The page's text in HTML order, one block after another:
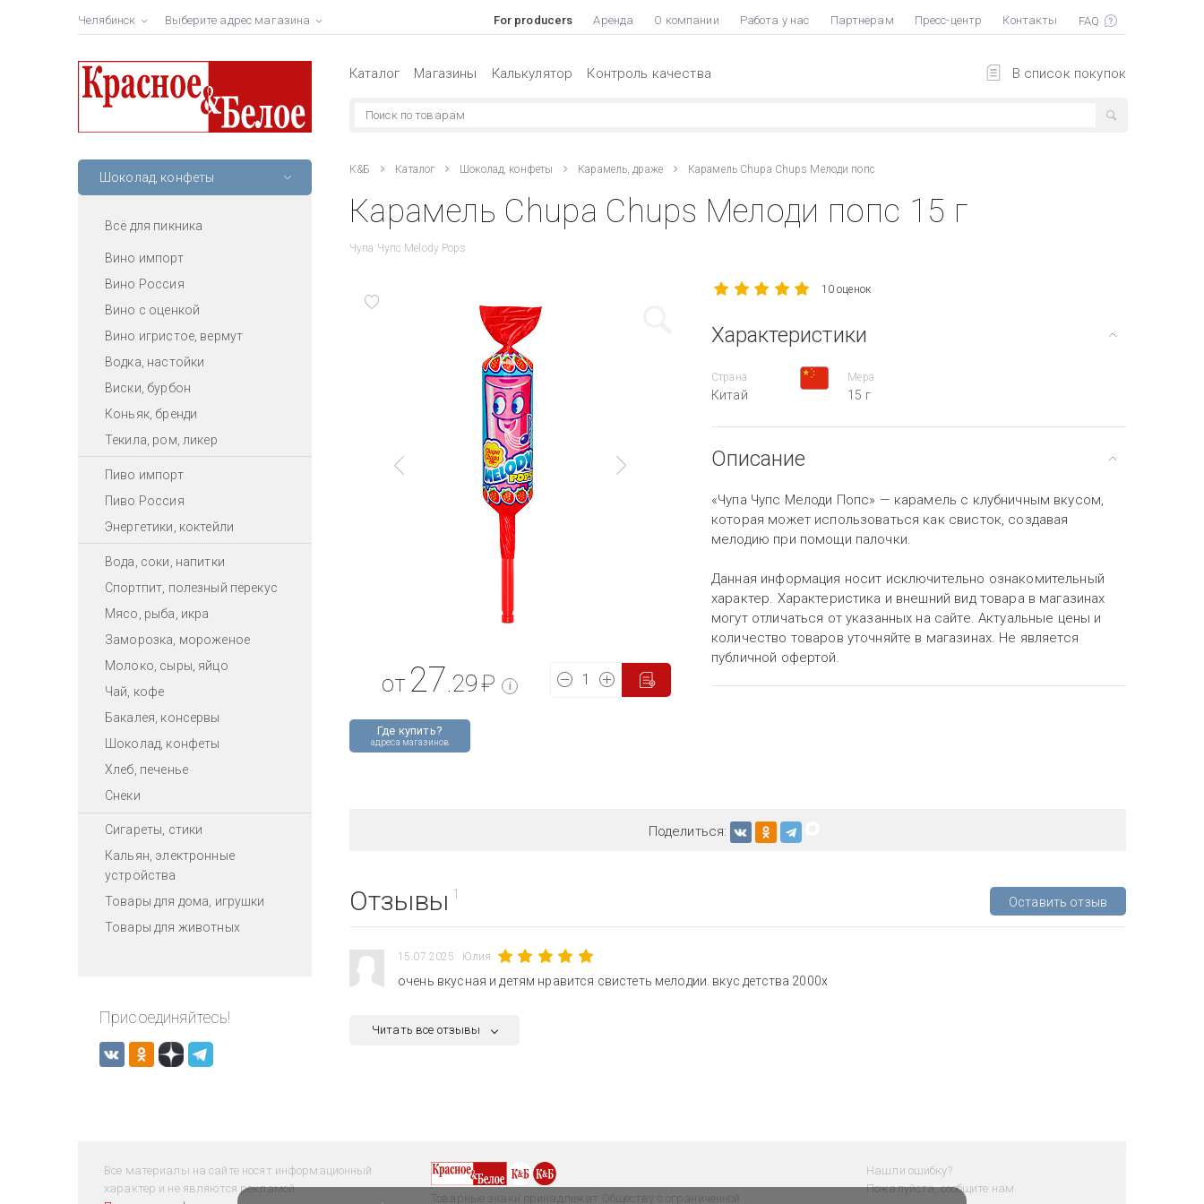
Челябинск Выберите адрес магазина For producers Аренда О компании Работа у нас Партнерам Пресс-центр Контакты
В список покупок
Каталог Магазины Калькулятор Контроль качества
Шоколад, конфеты
Всё для пикника
Вино импорт
Вино Россия
Вино с оценкой
Вино игристое, вермут
Водка, настойки
Виски, бурбон
Коньяк, бренди
Текила, ром, ликер
Пиво импорт
Пиво Россия
Энергетики, коктейли
Вода, соки, напитки
Спортпит, полезный перекус
Мясо, рыба, икра
Заморозка, мороженое
Молоко, сыры, яйцо
Чай, кофе
Бакалея, консервы
Шоколад, конфеты
Хлеб, печенье
Снеки
Сигареты, стики
Кальян, электронные
устройства
Товары для дома, игрушки
Товары для животных
Присоединяйтесь!
К&Б Каталог Шоколад, конфеты Карамель, драже Карамель Chupa Chups Мелоди попс
Карамель Chupa Chups Мелоди попс 15 г
Чупа Чупс Melody Pops
Где купить?
адреса магазинов
от 27.29₽ i
10 оценок
Характеристики
Страна
Китай
Мера
15 г
Описание
«Чупа Чупс Мелоди Попс» — карамель с клубничным вкусом,
которая может использоваться как свисток, создавая
мелодию при помощи палочки.
Данная информация носит исключительно ознакомительный
характер. Характеристика и внешний вид товара в магазинах
могут отличаться от указанных на сайте. Актуальные цены и
количество товаров уточняйте в магазинах. Не является
публичной офертой.
Поделиться:
Отзывы 1
Оставить отзыв
15.07.2025 Юлия
очень вкусная и детям нравится свистеть мелодии. вкус детства 2000х
Читать все отзывы
Все материалы на сайте носят информационный
характер и не являются рекламой.
Нашли ошибку?
Пожалуйста, сообщите нам
Товарные знаки принадлежат Обществу с ограниченной